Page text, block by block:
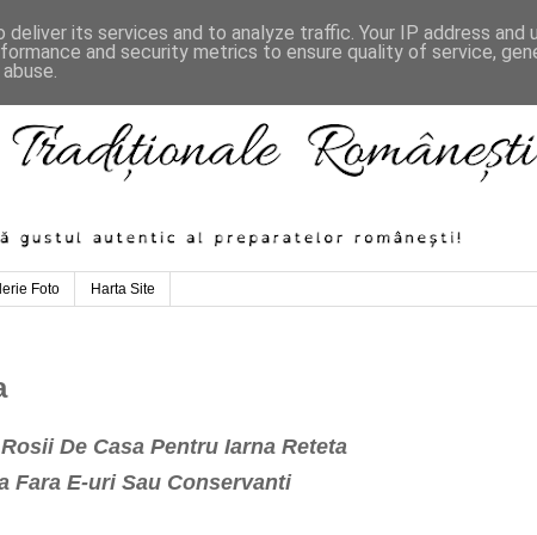
Foto Harta Site
De Casa Pentru Iarna Reteta
Fara E-uri Sau Conservanti
its services and to analyze traffic. Your IP address and
and security metrics to ensure quality of service,